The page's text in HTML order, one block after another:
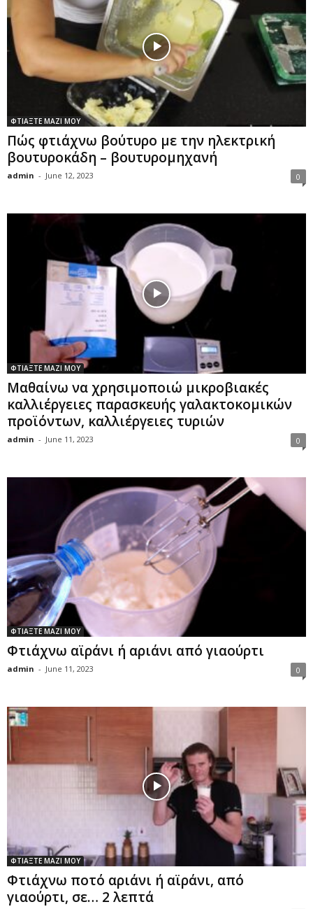
ΦΤΙΑΞΤΕ ΜΑΖΙ ΜΟΥ
Πώς φτιάχνω βούτυρο με την ηλεκτρική
βουτυροκάδη – βουτυρομηχανή
admin - June 12, 2023 0
ΦΤΙΑΞΤΕ ΜΑΖΙ ΜΟΥ
Μαθαίνω να χρησιμοποιώ μικροβιακές
καλλιέργειες παρασκευής γαλακτοκομικών
προϊόντων, καλλιέργειες τυριών
admin - June 11, 2023 0
ΦΤΙΑΞΤΕ ΜΑΖΙ ΜΟΥ
Φτιάχνω αϊράνι ή αριάνι από γιαούρτι
admin - June 11, 2023 0
ΦΤΙΑΞΤΕ ΜΑΖΙ ΜΟΥ
Φτιάχνω ποτό αριάνι ή αϊράνι, από
γιαούρτι, σε… 2 λεπτά